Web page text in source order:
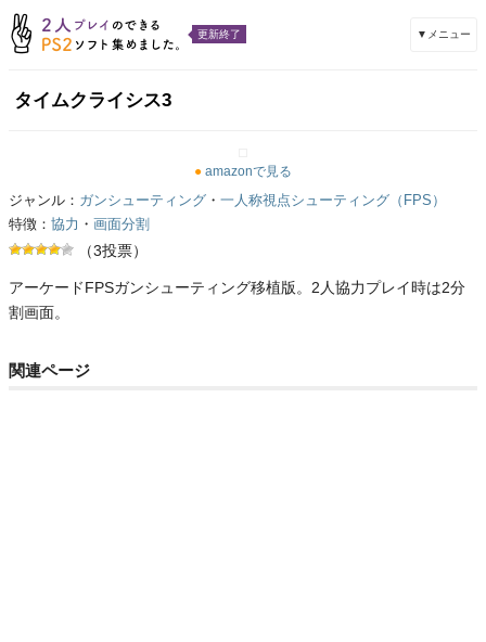
更新終了 ▼メニュー
タイムクライシス3
● amazonで見る
ジャンル： ガンシューティング ・ 一人称視点シューティング（FPS）
特徴： 協力 ・ 画面分割
（3投票）
アーケードFPSガンシューティング移植版。2人協力プレイ時は2分
割画面。
関連ページ